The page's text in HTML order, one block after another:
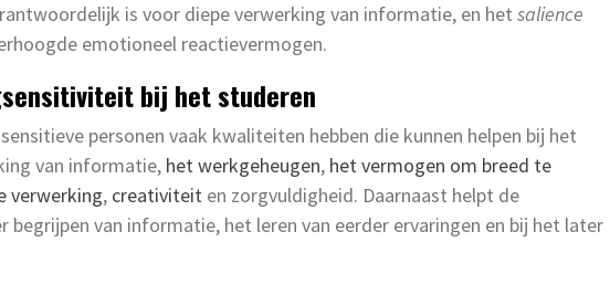
is voor diepe verwerking van informatie, en het salience
emotioneel reactievermogen.
bij het studeren
personen vaak kwaliteiten hebben die kunnen helpen bij het
van informatie, het werkgeheugen, het vermogen om breed te
verwerking, creativiteit en zorgvuldigheid. Daarnaast helpt de
begrijpen van informatie, het leren van eerder ervaringen en bij het later